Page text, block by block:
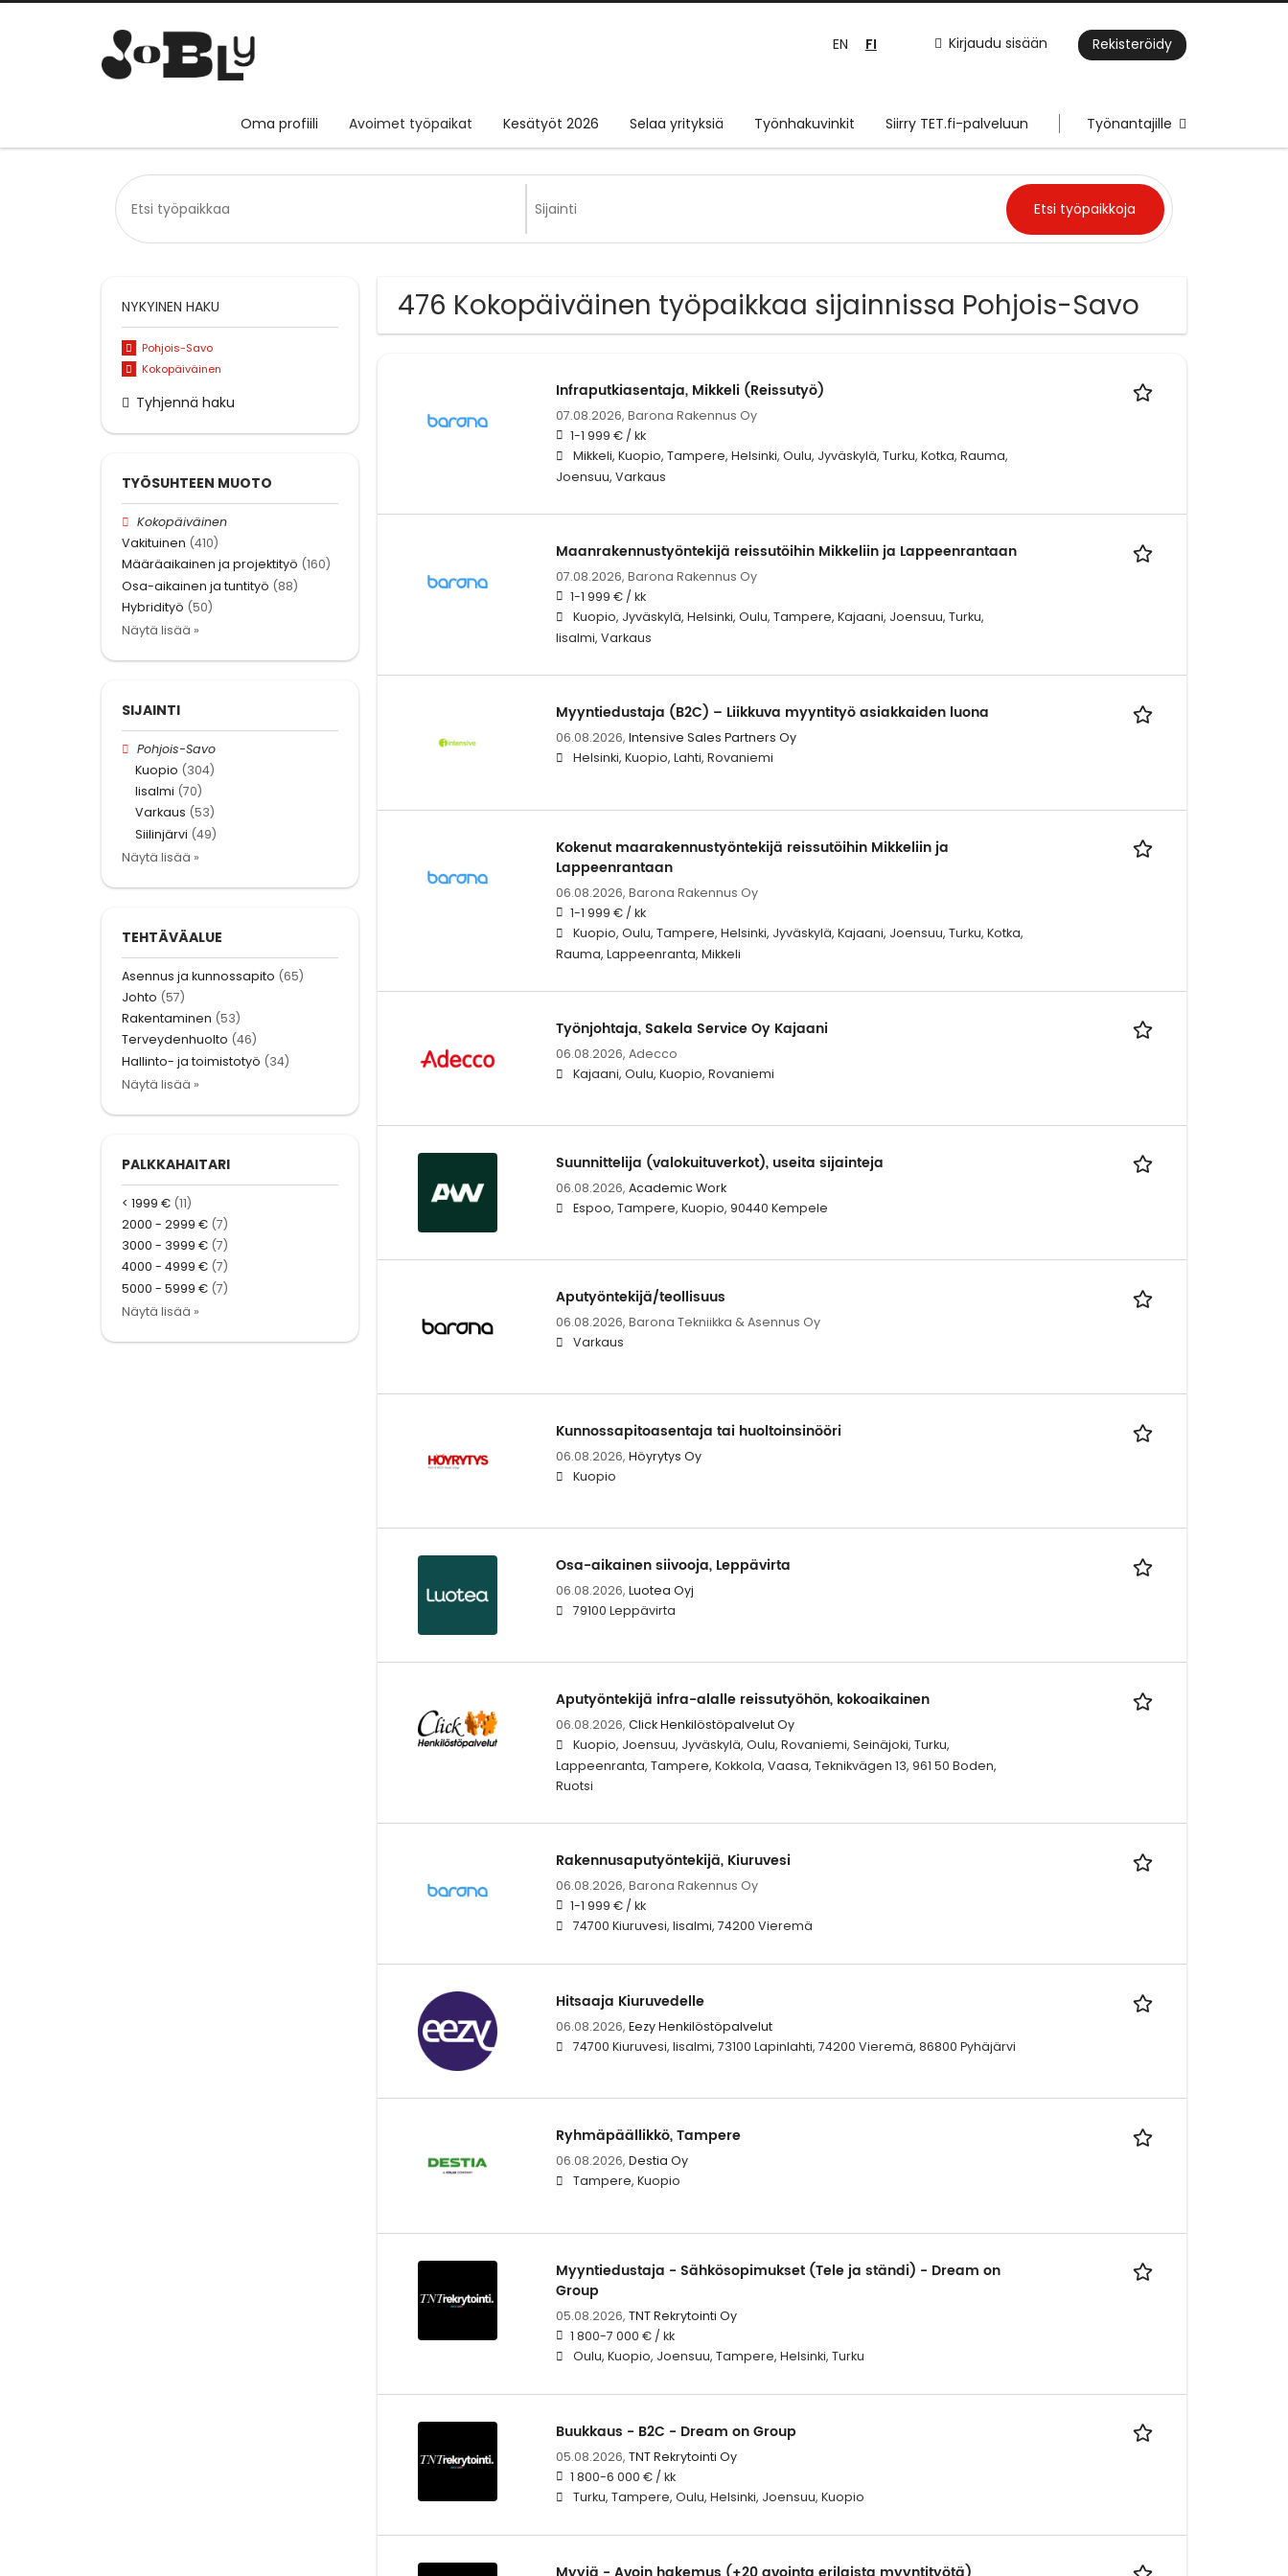
Kirjaudu sisään Rekisteröidy
EN FI
Oma profiili Avoimet työpaikat Kesätyöt 2026 Selaa yrityksiä Työnhakuvinkit Siirry TET.fi-palveluun Työnantajille
476 Kokopäiväinen työpaikkaa sijainnissa Pohjois-Savo
Infraputkiasentaja, Mikkeli (Reissutyö)
07.08.2026, Barona Rakennus Oy
1-1 999 € / kk
Mikkeli, Kuopio, Tampere, Helsinki, Oulu, Jyväskylä, Turku, Kotka, Rauma,
Joensuu, Varkaus
Maanrakennustyöntekijä reissutöihin Mikkeliin ja Lappeenrantaan
07.08.2026, Barona Rakennus Oy
1-1 999 € / kk
Kuopio, Jyväskylä, Helsinki, Oulu, Tampere, Kajaani, Joensuu, Turku,
Iisalmi, Varkaus
Myyntiedustaja (B2C) – Liikkuva myyntityö asiakkaiden luona
06.08.2026, Intensive Sales Partners Oy
Helsinki, Kuopio, Lahti, Rovaniemi
Kokenut maarakennustyöntekijä reissutöihin Mikkeliin ja
Lappeenrantaan
06.08.2026, Barona Rakennus Oy
1-1 999 € / kk
Kuopio, Oulu, Tampere, Helsinki, Jyväskylä, Kajaani, Joensuu, Turku, Kotka,
Rauma, Lappeenranta, Mikkeli
Työnjohtaja, Sakela Service Oy Kajaani
06.08.2026, Adecco
Kajaani, Oulu, Kuopio, Rovaniemi
Suunnittelija (valokuituverkot), useita sijainteja
06.08.2026, Academic Work
Espoo, Tampere, Kuopio, 90440 Kempele
Aputyöntekijä/teollisuus
06.08.2026, Barona Tekniikka & Asennus Oy
Varkaus
Kunnossapitoasentaja tai huoltoinsinööri
06.08.2026, Höyrytys Oy
Kuopio
Osa-aikainen siivooja, Leppävirta
06.08.2026, Luotea Oyj
79100 Leppävirta
Aputyöntekijä infra-alalle reissutyöhön, kokoaikainen
06.08.2026, Click Henkilöstöpalvelut Oy
Kuopio, Joensuu, Jyväskylä, Oulu, Rovaniemi, Seinäjoki, Turku,
Lappeenranta, Tampere, Kokkola, Vaasa, Teknikvägen 13, 961 50 Boden,
Ruotsi
Rakennusaputyöntekijä, Kiuruvesi
06.08.2026, Barona Rakennus Oy
1-1 999 € / kk
74700 Kiuruvesi, Iisalmi, 74200 Vieremä
Hitsaaja Kiuruvedelle
06.08.2026, Eezy Henkilöstöpalvelut
74700 Kiuruvesi, Iisalmi, 73100 Lapinlahti, 74200 Vieremä, 86800 Pyhäjärvi
Ryhmäpäällikkö, Tampere
06.08.2026, Destia Oy
Tampere, Kuopio
Myyntiedustaja - Sähkösopimukset (Tele ja ständi) - Dream on
Group
05.08.2026, TNT Rekrytointi Oy
1 800-7 000 € / kk
Oulu, Kuopio, Joensuu, Tampere, Helsinki, Turku
Buukkaus - B2C - Dream on Group
05.08.2026, TNT Rekrytointi Oy
1 800-6 000 € / kk
Turku, Tampere, Oulu, Helsinki, Joensuu, Kuopio
NYKYINEN HAKU
Pohjois-Savo
Kokopäiväinen
Tyhjennä haku
TYÖSUHTEEN MUOTO
Kokopäiväinen
Vakituinen (410)
Määräaikainen ja projektityö (160)
Osa-aikainen ja tuntityö (88)
Hybridityö (50)
Näytä lisää »
SIJAINTI
Pohjois-Savo
Kuopio (304)
Iisalmi (70)
Varkaus (53)
Siilinjärvi (49)
Näytä lisää »
TEHTÄVÄALUE
Asennus ja kunnossapito (65)
Johto (57)
Rakentaminen (53)
Terveydenhuolto (46)
Hallinto- ja toimistotyö (34)
Näytä lisää »
PALKKAHAITARI
< 1999 € (11)
2000 - 2999 € (7)
3000 - 3999 € (7)
4000 - 4999 € (7)
5000 - 5999 € (7)
Näytä lisää »